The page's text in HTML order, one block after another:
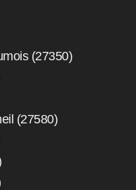
(27350)
(27580)